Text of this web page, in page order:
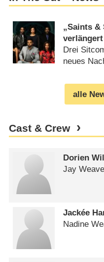
„Saints &
Staffel
Drei
neues
alle
Cast & Crew
Dorien
Jay
Jackée
Nadine